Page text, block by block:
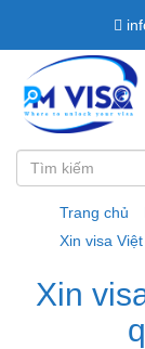
Trang chủ
Xin visa
Xin